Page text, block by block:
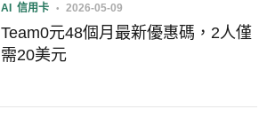
AI 信用卡 2026-05-09
Team0元48個月最新優惠碼，2人僅
需20美元